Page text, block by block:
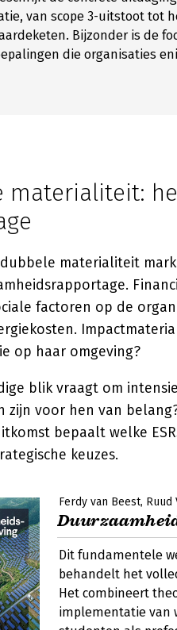
van scope 3-uitstoot tot
Bijzonder is de
die organisaties
materialiteit:
materialiteit
factoren op de
op haar omgeving?
blik vraagt om
zijn voor hen van
bepaalt welke
keuzes.
Ferdy van Beest Ruud
Dit fundamentele
behandelt het
Het combineert
implementatie van